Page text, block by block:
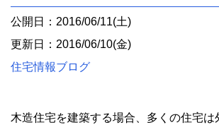
公開日：2016/06/11(土)
更新日：2016/06/10(金)
住宅情報ブログ
木造住宅を建築する場合、多くの住宅は